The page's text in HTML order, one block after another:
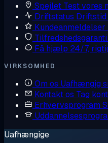
Spejlet Test vores
Driftstatus
Kundeanmeldelser
Tilfredshedsgaranti
Få hjælp 24/7,
VIRKSOMHED
Om os Uafhængig
Kontakt os Tag
Erhvervsprogram
Uafhængige